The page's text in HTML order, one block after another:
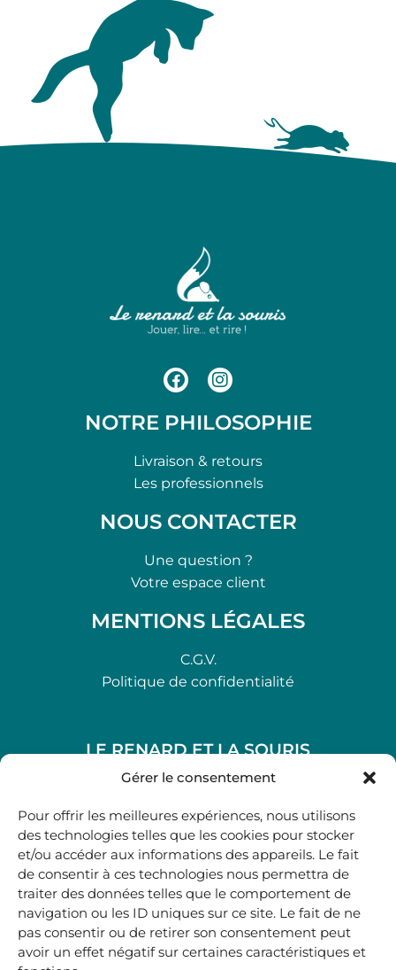
Gérer le consentement
Pour offrir les meilleures expériences, nous utilisons
des technologies telles que les cookies pour stocker
et/ou accéder aux informations des appareils. Le fait
de consentir à ces technologies nous permettra de
traiter des données telles que le comportement de
navigation ou les ID uniques sur ce site. Le fait de ne
pas consentir ou de retirer son consentement peut
avoir un effet négatif sur certaines caractéristiques et
NOTRE PHILOSOPHIE
Livraison & retours
Les professionnels
NOUS CONTACTER
Une question ?
Votre espace client
MENTIONS LÉGALES
C.G.V.
Politique de confidentialité
LE RENARD ET LA SOURIS
48, rue Maubec 33210 LANGON
05 40 41 37 18
.
MARDI AU SAMEDI
10H00-12H45 | 14H00 -19H00
boutique@lerenardetlasouris.com